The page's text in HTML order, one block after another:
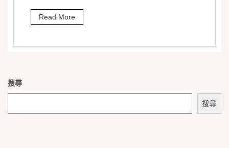
Read More
搜尋
搜尋